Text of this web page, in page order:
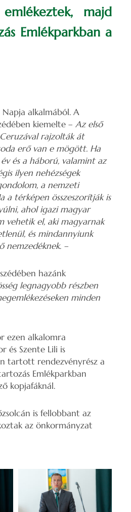
majd
Emlékparkban a
alkalmából. A
kiemelte – Az első
rajzolták át
erő van e mögött. Ha
és a háború, valamint az
ilyen nehézségek
a nemzeti
térképen összeszorítják is
ahol igazi magyar
vehetik el, aki magyarnak
és mindannyiunk
nemzedéknek. –
hazánk
legnagyobb részben
minden
ezen alkalomra
és Szente Lili is
tartott rendezvényrész a
Emlékparkban
kopjafáknál.
is fellobbant az
az önkormányzat